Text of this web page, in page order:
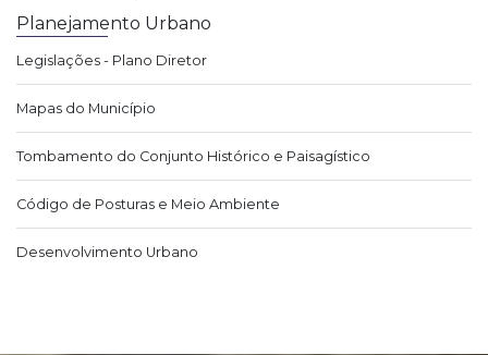
Planejamento Urbano
Legislações - Plano Diretor
Mapas do Município
Tombamento do Conjunto Histórico e Paisagístico
Código de Posturas e Meio Ambiente
Desenvolvimento Urbano